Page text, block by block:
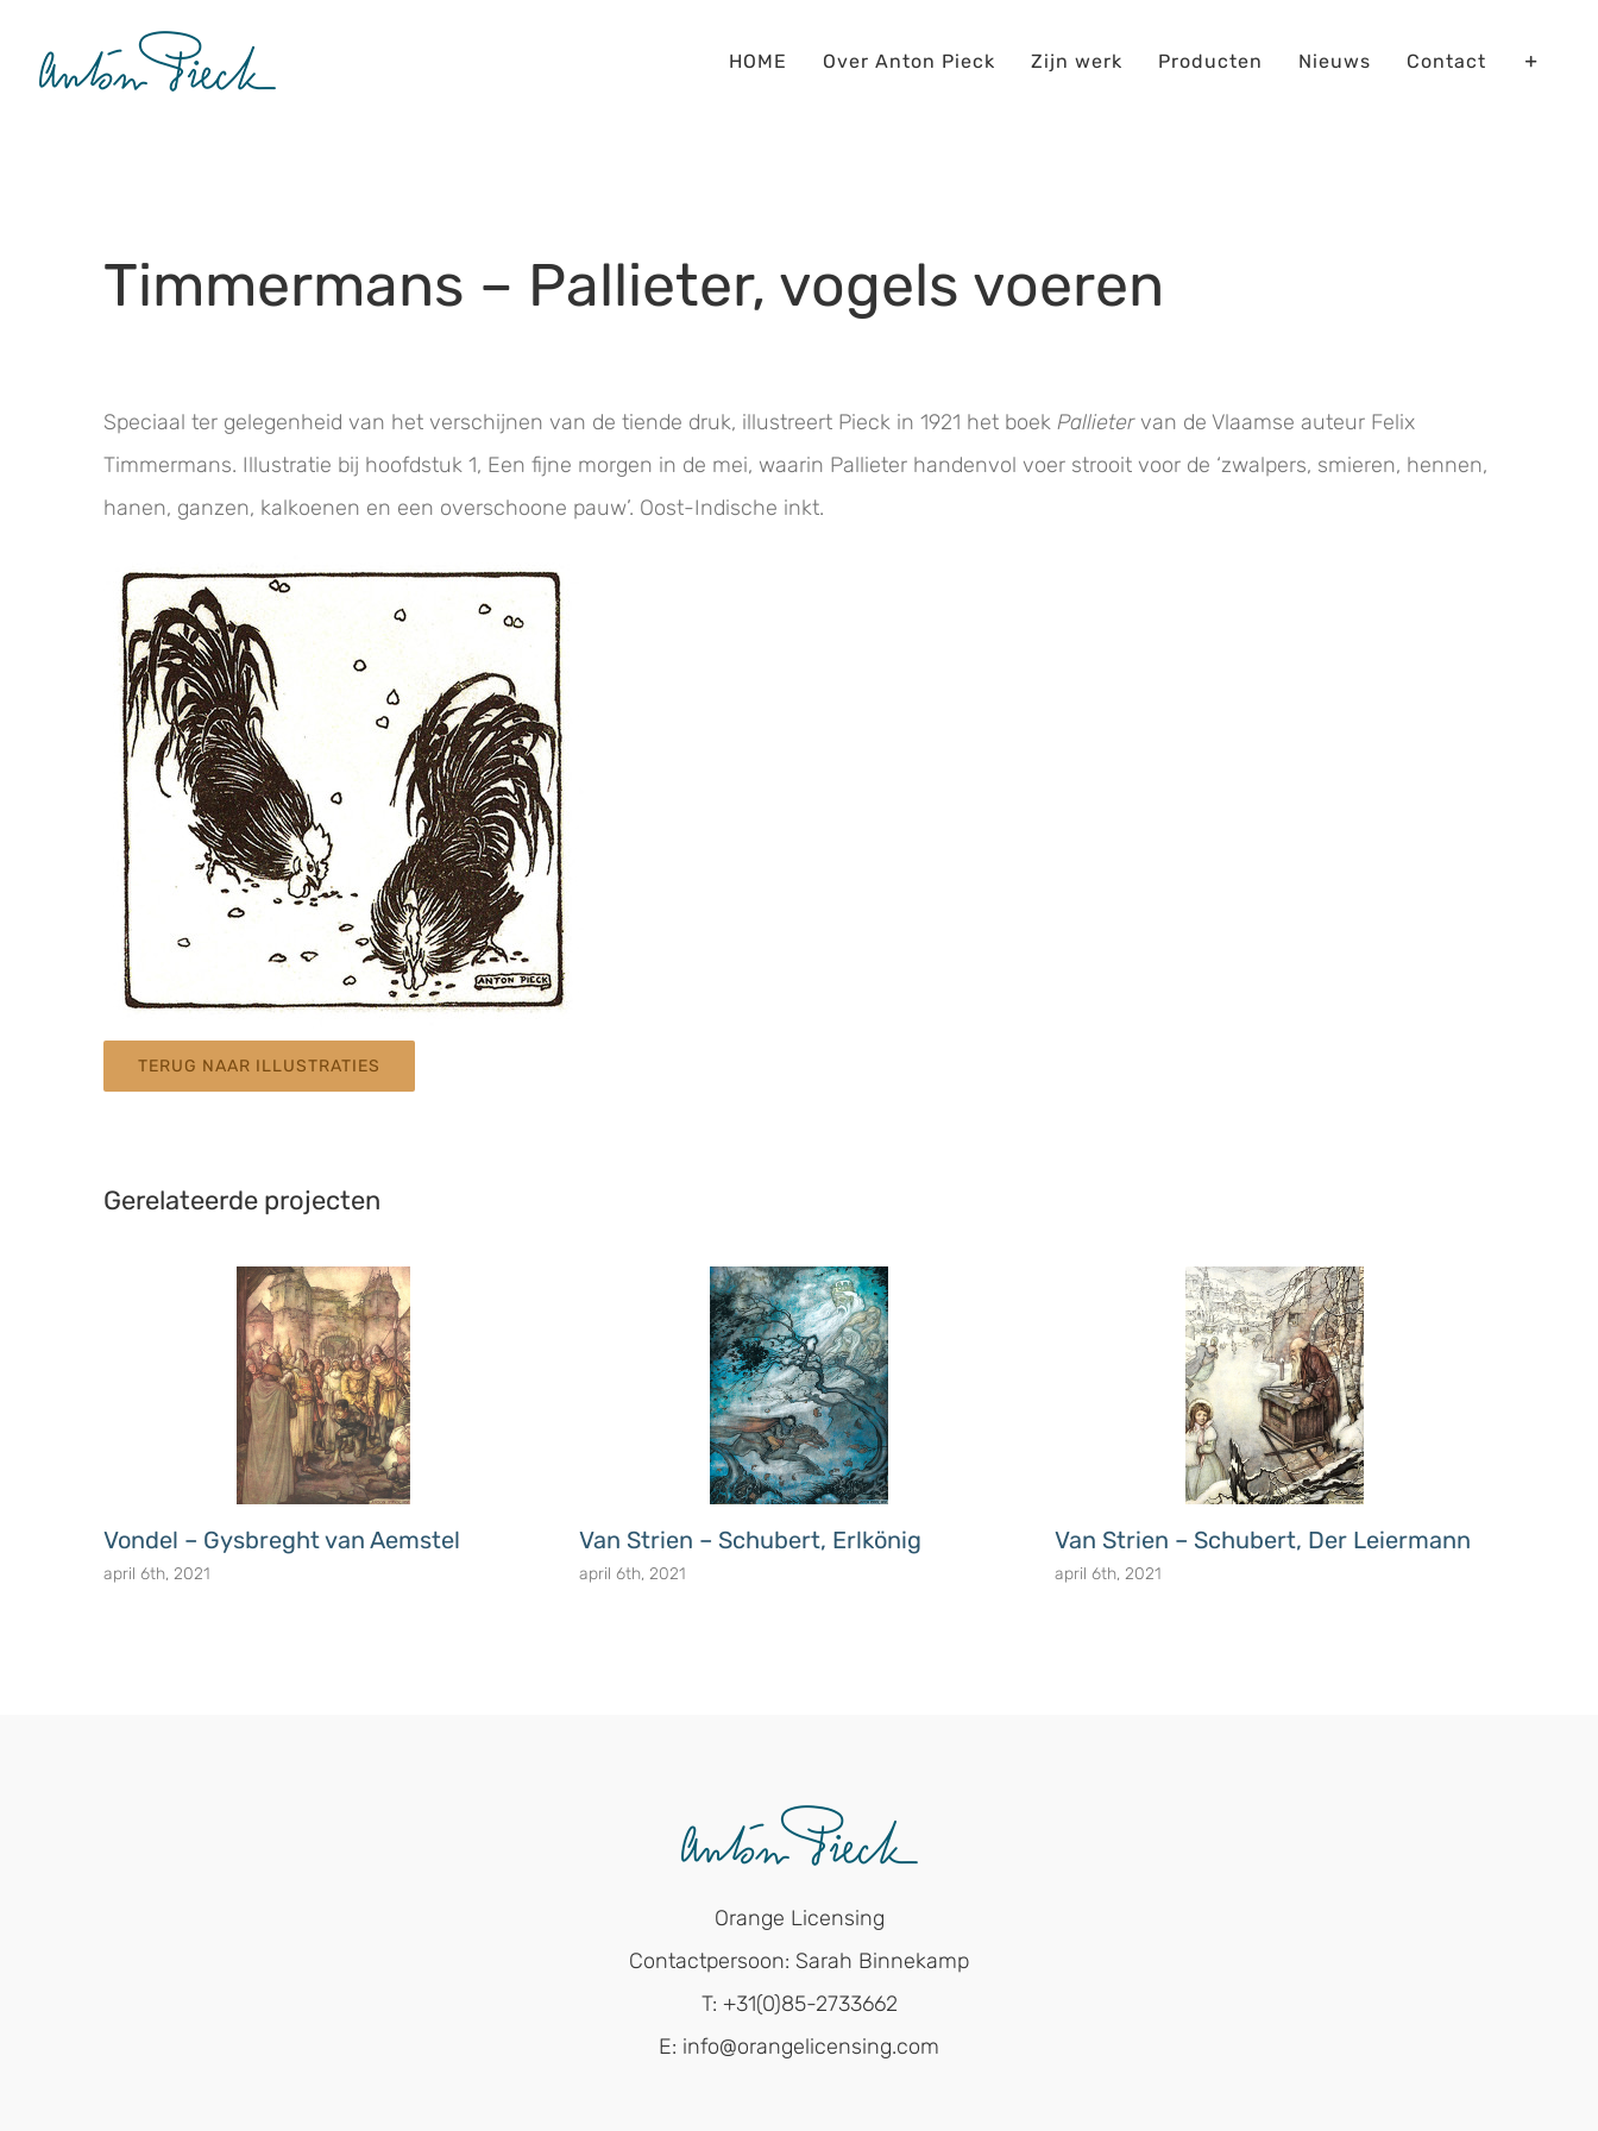
naar
HOME Over Anton Pieck Zijn werk Producten Nieuws Contact
Timmermans – Pallieter, vogels voeren
Speciaal ter gelegenheid van het verschijnen van de tiende druk, illustreert Pieck in 1921 het boek Pallietervan de Vlaamse auteur Felix
Timmermans. Illustratie bij hoofdstuk 1, Een fijne morgen in de mei, waarin Pallieter handenvol voer strooit voor de ‘zwalpers, smieren, hennen,
hanen, ganzen, kalkoenen en een overschoone pauw’. Oost-Indische inkt.
TERUG NAAR ILLUSTRATIES
Gerelateerde projecten
Vondel – Gysbreght van Aemstel
april 6th, 2021
Van Strien – Schubert, Erlkönig
april 6th, 2021
Van Strien – Schubert, Der Leiermann
april 6th, 2021
Orange Licensing
Contactpersoon: Sarah Binnekamp
T: +31(0)85-2733662
E: info@orangelicensing.com